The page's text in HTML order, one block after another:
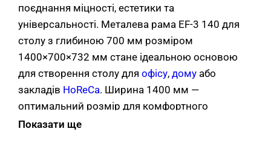
поєднання міцності, естетики та
універсальності. Металева рама EF-3 140 для
столу з глибиною 700 мм розміром
1400×700×732 мм стане ідеальною основою
для створення столу для офісу, дому або
закладів HoReCa. Ширина 1400 мм —
оптимальний розмір для комфортного
робочого місця менеджера або фахівця.
Показати ще